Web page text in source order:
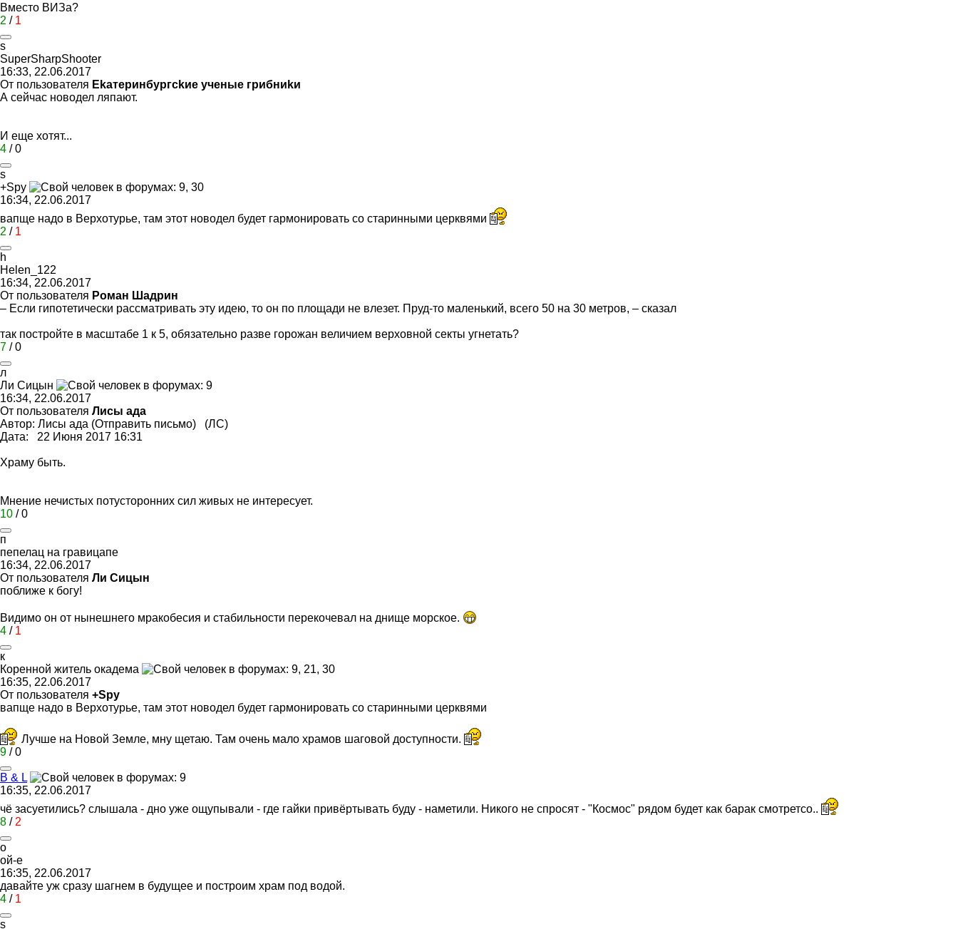
Вместо ВИЗа?
2 / 1
s
SuperSharpShooter
16:33, 22.06.2017
От пользователя Ekaтеринбургckиe yчeныe грибниkи
А сейчас новодел ляпают.
И еще хотят...
4 /0
s
+Spy
16:34, 22.06.2017
вапще надо в Верхотурье, там этот новодел будет гармонировать со старинными церквями
2 / 1
h
Helen_122
16:34, 22.06.2017
От пользователя Роман Шадрин
– Если гипотетически рассматривать эту идею, то он по площади не влезет. Пруд-то маленький, всего 50 на 30 метров, – сказал
так постройте в масштабе 1 к 5, обязательно разве горожан величием верховной секты угнетать?
7 /0
л
Ли Сицын
16:34, 22.06.2017
От пользователя Лисы ада
Автор: Лисы ада (Отправить письмо) (ЛС)
Дата: 22 Июня 2017 16:31
Храму быть.
Мнение нечистых потусторонних сил живых не интересует.
10 /0
п
пепелац на гравицапе
16:34, 22.06.2017
От пользователя Ли Сицын
поближе к богу!
Видимо он от нынешнего мракобесия и стабильности перекочевал на днище морское.
4 / 1
к
Коренной житель окадема
16:35, 22.06.2017
От пользователя +Spy
вапще надо в Верхотурье, там этот новодел будет гармонировать со старинными церквями
Лучше на Новой Земле, мну щетаю. Там очень мало храмов шаговой доступности.
9 /0
B & L
16:35, 22.06.2017
чё засуетились? слышала - дно уже ощупывали - где гайки привёртывать буду - наметили. Никого не спросят - "Космос" рядом будет как барак смотретсо..
8 / 2
о
ой-е
16:35, 22.06.2017
давайте уж сразу шагнем в будущее и построим храм под водой.
4 / 1
s